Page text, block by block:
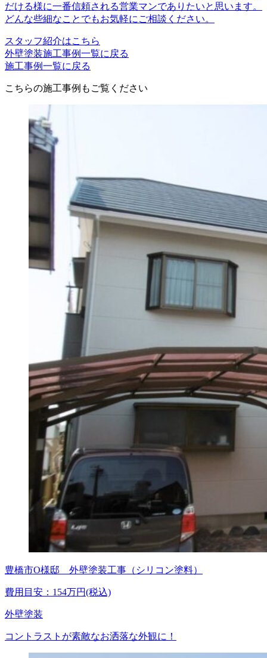
だける様に一番信頼される営業マンでありたいと思います。
どんな些細なことでもお気軽にご相談ください。
スタッフ紹介はこちら
外壁塗装施工事例一覧に戻る
施工事例一覧に戻る
こちらの施工事例もご覧ください
豊橋市O様邸 外壁塗装工事（シリコン塗料）
費用目安：154万円(税込)
外壁塗装
コントラストが素敵なお洒落な外観に！